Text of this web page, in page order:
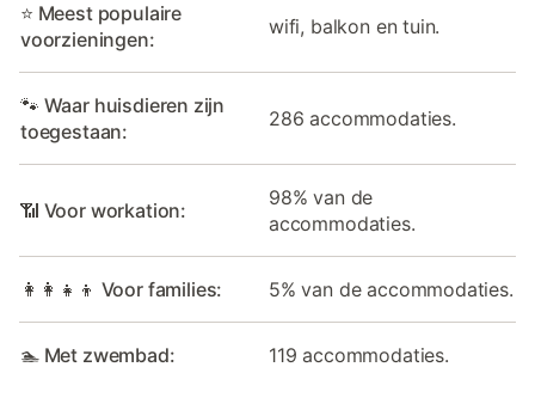
⭐ Meest populaire
voorzieningen:
wifi, balkon en tuin.
🐾 Waar huisdieren zijn
toegestaan:
286 accommodaties.
📶 Voor workation:
98% van de
accommodaties.
👩‍👩‍👧‍👦 Voor families: 5% van de accommodaties.
🏊 Met zwembad: 119 accommodaties.